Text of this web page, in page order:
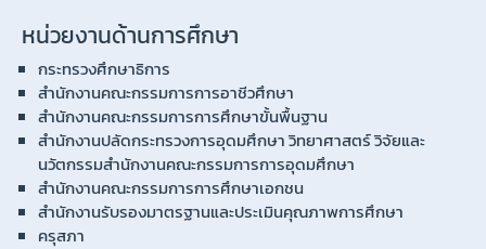
หน่วยงานด้านการศึกษา
กระทรวงศึกษาธิการ
สำนักงานคณะกรรมการการอาชีวศึกษา
สำนักงานคณะกรรมการการศึกษาขั้นพื้นฐาน
สำนักงานปลัดกระทรวงการอุดมศึกษา วิทยาศาสตร์ วิจัยและ
นวัตกรรมสำนักงานคณะกรรมการการอุดมศึกษา
สำนักงานคณะกรรมการการศึกษาเอกชน
สำนักงานรับรองมาตรฐานและประเมินคุณภาพการศึกษา
ครุสภา